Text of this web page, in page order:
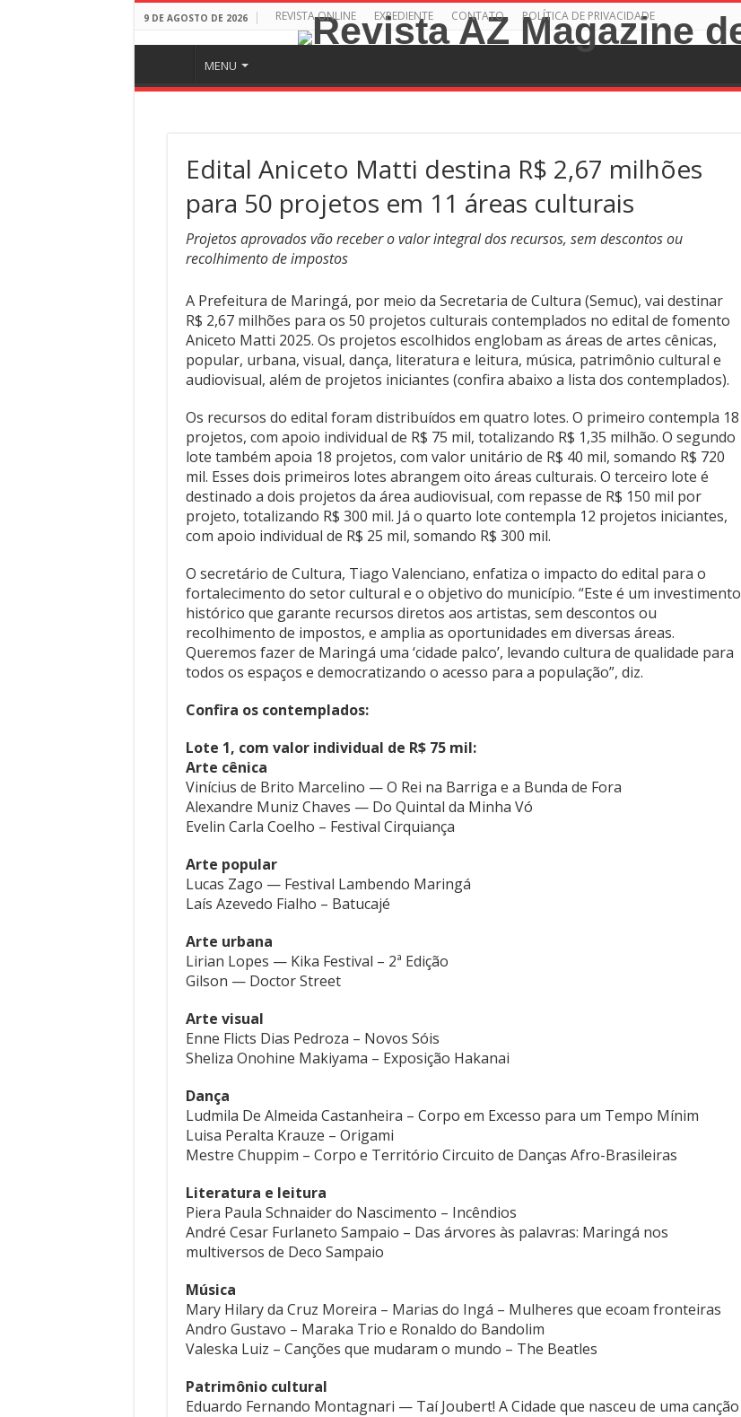
9 DE AGOSTO DE 2026 REVISTA ONLINE EXPEDIENTE CONTATO POLÍTICA DE PRIVACIDADE
MENU
Edital Aniceto Matti destina R$ 2,67 milhões
para 50 projetos em 11 áreas culturais
Projetos aprovados vão receber o valor integral dos recursos, sem descontos ou
recolhimento de impostos
A Prefeitura de Maringá, por meio da Secretaria de Cultura (Semuc), vai destinar
R$ 2,67 milhões para os 50 projetos culturais contemplados no edital de fomento
Aniceto Matti 2025. Os projetos escolhidos englobam as áreas de artes cênicas,
popular, urbana, visual, dança, literatura e leitura, música, patrimônio cultural e
audiovisual, além de projetos iniciantes (confira abaixo a lista dos contemplados).
Os recursos do edital foram distribuídos em quatro lotes. O primeiro contempla 18
projetos, com apoio individual de R$ 75 mil, totalizando R$ 1,35 milhão. O segundo
lote também apoia 18 projetos, com valor unitário de R$ 40 mil, somando R$ 720
mil. Esses dois primeiros lotes abrangem oito áreas culturais. O terceiro lote é
destinado a dois projetos da área audiovisual, com repasse de R$ 150 mil por
projeto, totalizando R$ 300 mil. Já o quarto lote contempla 12 projetos iniciantes,
com apoio individual de R$ 25 mil, somando R$ 300 mil.
O secretário de Cultura, Tiago Valenciano, enfatiza o impacto do edital para o
fortalecimento do setor cultural e o objetivo do município. “Este é um investimento
histórico que garante recursos diretos aos artistas, sem descontos ou
recolhimento de impostos, e amplia as oportunidades em diversas áreas.
Queremos fazer de Maringá uma ‘cidade palco’, levando cultura de qualidade para
todos os espaços e democratizando o acesso para a população”, diz.
Confira os contemplados:
Lote 1, com valor individual de R$ 75 mil:
Arte cênica
Vinícius de Brito Marcelino — O Rei na Barriga e a Bunda de Fora
Alexandre Muniz Chaves — Do Quintal da Minha Vó
Evelin Carla Coelho – Festival Cirquiança
Arte popular
Lucas Zago — Festival Lambendo Maringá
Laís Azevedo Fialho – Batucajé
Arte urbana
Lirian Lopes — Kika Festival – 2ª Edição
Gilson — Doctor Street
Arte visual
Enne Flicts Dias Pedroza – Novos Sóis
Sheliza Onohine Makiyama – Exposição Hakanai
Dança
Ludmila De Almeida Castanheira – Corpo em Excesso para um Tempo Mínim
Luisa Peralta Krauze – Origami
Mestre Chuppim – Corpo e Território Circuito de Danças Afro-Brasileiras
Literatura e leitura
Piera Paula Schnaider do Nascimento – Incêndios
André Cesar Furlaneto Sampaio – Das árvores às palavras: Maringá nos
multiversos de Deco Sampaio
Música
Mary Hilary da Cruz Moreira – Marias do Ingá – Mulheres que ecoam fronteiras
Andro Gustavo – Maraka Trio e Ronaldo do Bandolim
Valeska Luiz – Canções que mudaram o mundo – The Beatles
Patrimônio cultural
Eduardo Fernando Montagnari — Taí Joubert! A Cidade que nasceu de uma canção